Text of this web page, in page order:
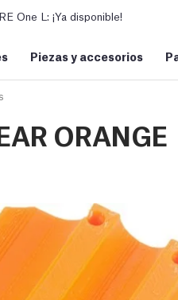
One L: ¡Ya disponible!
Piezas y accesorios
ORANGE